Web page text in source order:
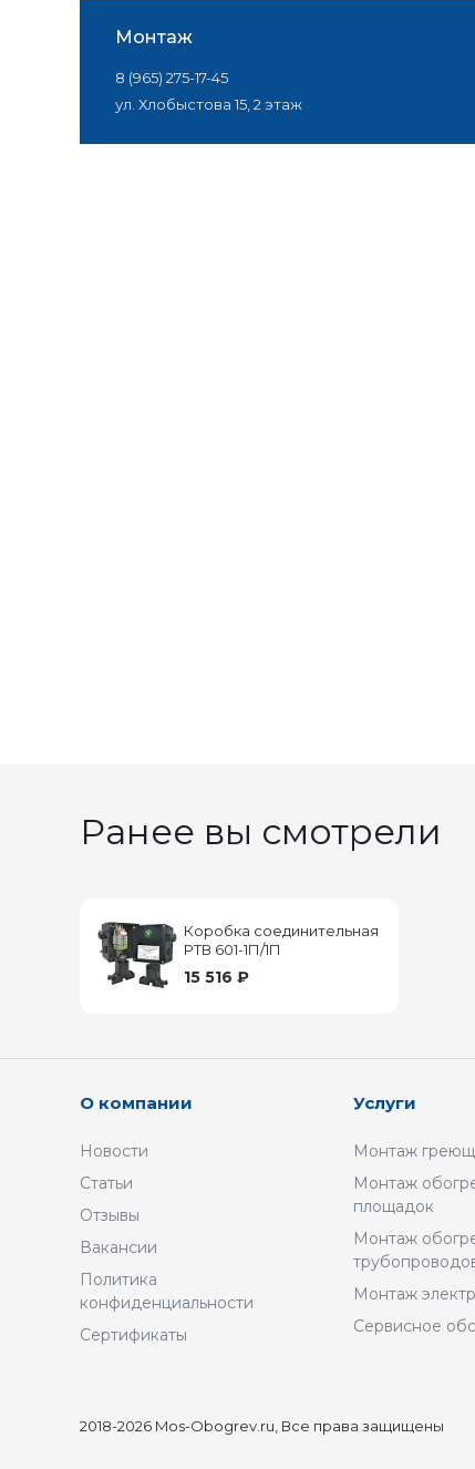
Монтаж
8 (965) 275-17-45
ул. Хлобыстова 15, 2 этаж
Ранее вы смотрели
Коробка соединительная
РТВ 601-1П/1П
15 516 ₽
О компании
Новости
Статьи
Отзывы
Вакансии
Политика
конфиденциальности
Сертификаты
Услуги
Монтаж
Монтаж
площадок
Монтаж
Монтаж
Сервисное
2018-2026 Mos-Obogrev.ru, Все права защищены